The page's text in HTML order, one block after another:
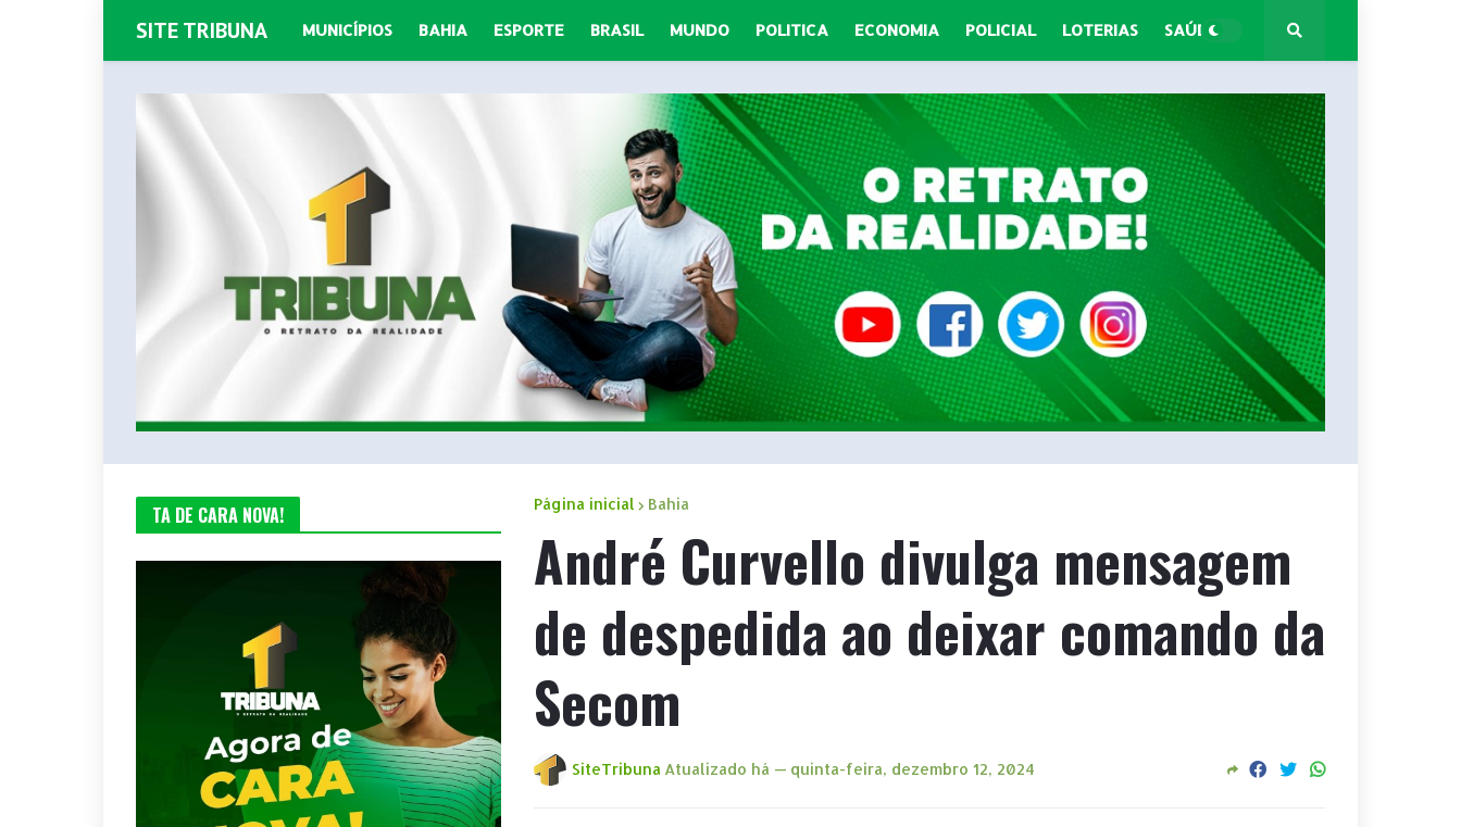
SITE TRIBUNA MUNICÍPIOS BAHIA ESPORTE BRASIL MUNDO POLITICA ECONOMIA POLICIAL LOTERIAS SAÚDE
Página inicial Bahia
André Curvello divulga mensagem
de despedida ao deixar comando da
Secom
SiteTribuna Atualizado há — quinta-feira, dezembro 12, 2024
TA DE CARA NOVA!